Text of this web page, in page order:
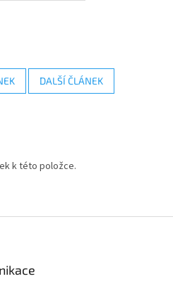
DALŠÍ ČLÁNEK
k této položce.